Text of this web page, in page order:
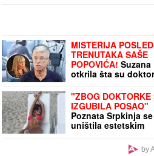
MISTERIJA
TRENUTAKA SAŠE
POPOVIĆA! Suzana
otkrila šta su
smrt: To je bilo
najstrašnije...
"ZBOG DOKTORKE
IZGUBILA POSAO"
Poznata Srpkinja se
uništila estetskim
prirodan izgled:
by